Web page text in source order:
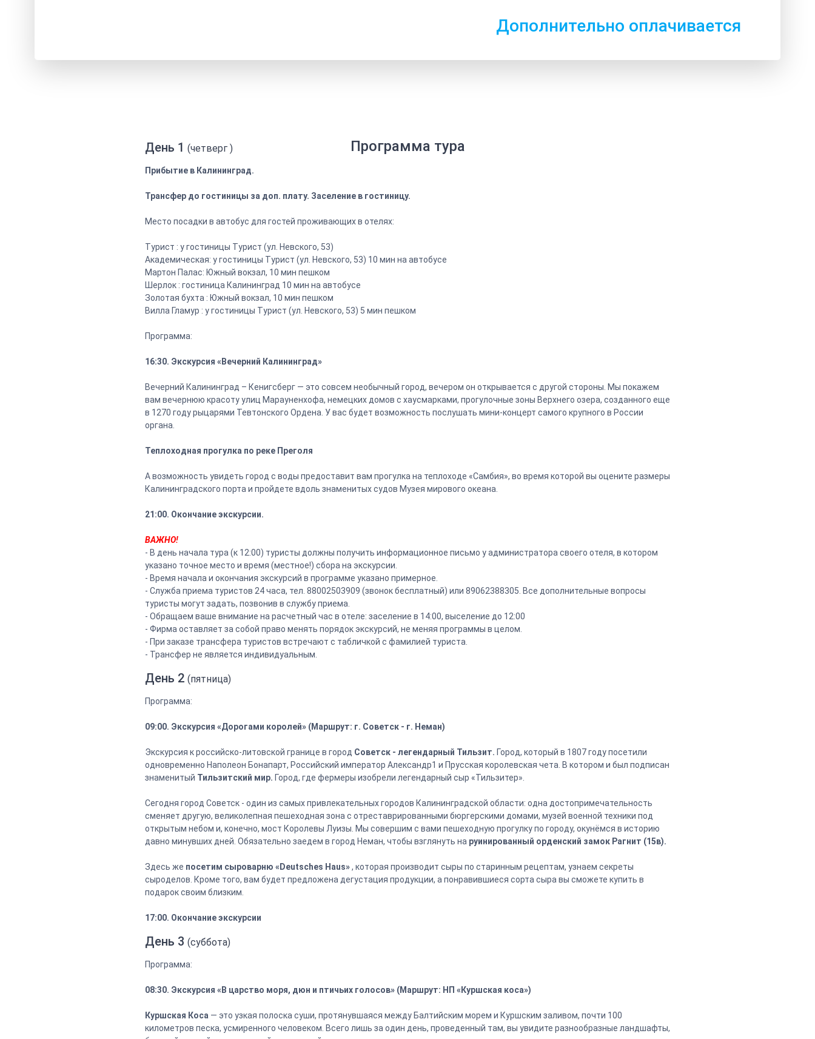
Дополнительно оплачивается
Программа тура
День 1 (четверг )
Прибытие в Калининград.
Трансфер до гостиницы за доп. плату. Заселение в гостиницу.
Место посадки в автобус для гостей проживающих в отелях:
Турист : у гостиницы Турист (ул. Невского, 53)
Академическая: у гостиницы Турист (ул. Невского, 53) 10 мин на автобусе
Мартон Палас: Южный вокзал, 10 мин пешком
Шерлок : гостиница Калининград 10 мин на автобусе
Золотая бухта : Южный вокзал, 10 мин пешком
Вилла Гламур : у гостиницы Турист (ул. Невского, 53) 5 мин пешком
Программа:
16:30. Экскурсия «Вечерний Калининград»
Вечерний Калининград – Кенигсберг — это совсем необычный город, вечером он открывается с другой стороны. Мы покажем
вам вечернюю красоту улиц Марауненхофа, немецких домов с хаусмарками, прогулочные зоны Верхнего озера, созданного еще
в 1270 году рыцарями Тевтонского Ордена. У вас будет возможность послушать мини-концерт самого крупного в России
органа.
Теплоходная прогулка по реке Преголя
А возможность увидеть город с воды предоставит вам прогулка на теплоходе «Самбия», во время которой вы оцените размеры
Калининградского порта и пройдете вдоль знаменитых судов Музея мирового океана.
21:00. Окончание экскурсии.
ВАЖНО!
- В день начала тура (к 12:00) туристы должны получить информационное письмо у администратора своего отеля, в котором
указано точное место и время (местное!) сбора на экскурсии.
- Время начала и окончания экскурсий в программе указано примерное.
- Служба приема туристов 24 часа, тел. 88002503909 (звонок бесплатный) или 89062388305. Все дополнительные вопросы
туристы могут задать, позвонив в службу приема.
- Обращаем ваше внимание на расчетный час в отеле: заселение в 14:00, выселение до 12:00
- Фирма оставляет за собой право менять порядок экскурсий, не меняя программы в целом.
- При заказе трансфера туристов встречают с табличкой с фамилией туриста.
- Трансфер не является индивидуальным.
День 2 (пятница)
Программа:
09:00. Экскурсия «Дорогами королей» (Маршрут: г. Советск - г. Неман)
Экскурсия к российско-литовской границе в город Советск - легендарный Тильзит. Город, который в 1807 году посетили
одновременно Наполеон Бонапарт, Российский император Александр1 и Прусская королевская чета. В котором и был подписан
знаменитый Тильзитский мир. Город, где фермеры изобрели легендарный сыр «Тильзитер».
Сегодня город Советск - один из самых привлекательных городов Калининградской области: одна достопримечательность
сменяет другую, великолепная пешеходная зона с отреставрированными бюргерскими домами, музей военной техники под
открытым небом и, конечно, мост Королевы Луизы. Мы совершим с вами пешеходную прогулку по городу, окунёмся в историю
давно минувших дней. Обязательно заедем в город Неман, чтобы взглянуть на руинированный орденский замок Рагнит (15в).
Здесь же посетим сыроварню «Deutsches Haus», которая производит сыры по старинным рецептам, узнаем секреты
сыроделов. Кроме того, вам будет предложена дегустация продукции, а понравившиеся сорта сыра вы сможете купить в
подарок своим близким.
17:00. Окончание экскурсии
День 3 (суббота)
Программа:
08:30. Экскурсия «В царство моря, дюн и птичьих голосов» (Маршрут: НП «Куршская коса»)
Куршская Коса — это узкая полоска суши, протянувшаяся между Балтийским морем и Куршским заливом, почти 100
километров песка, усмиренного человеком. Всего лишь за один день, проведенный там, вы увидите разнообразные ландшафты,